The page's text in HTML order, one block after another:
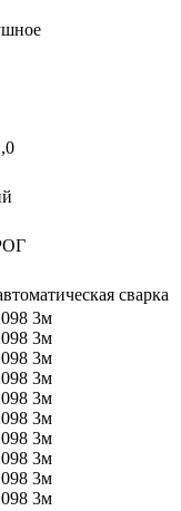
сварка
3м
3м
3м
3м
3м
3м
3м
3м
3м
3м